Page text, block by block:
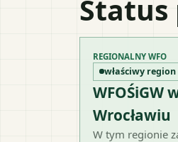
REGIONALNY WFO
właściwy region
WFOŚiGW
Wrocławiu
W tym regionie